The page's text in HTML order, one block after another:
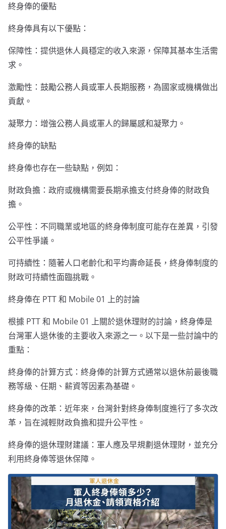
終身俸的優點
終身俸具有以下優點：
保障性：提供退休人員穩定的收入來源，保障其基本生活需
求。
激勵性：鼓勵公務人員或軍人長期服務，為國家或機構做出
貢獻。
凝聚力：增強公務人員或軍人的歸屬感和凝聚力。
終身俸的缺點
終身俸也存在一些缺點，例如：
財政負擔：政府或機構需要長期承擔支付終身俸的財政負
擔。
公平性：不同職業或地區的終身俸制度可能存在差異，引發
公平性爭議。
可持續性：隨著人口老齡化和平均壽命延長，終身俸制度的
財政可持續性面臨挑戰。
終身俸在 PTT 和 Mobile 01 上的討論
根據 PTT 和 Mobile 01 上關於退休理財的討論，終身俸是
台灣軍人退休後的主要收入來源之一。以下是一些討論中的
重點：
終身俸的計算方式：終身俸的計算方式通常以退休前最後職
務等級、任期、薪資等因素為基礎。
終身俸的改革：近年來，台灣針對終身俸制度進行了多次改
革，旨在減輕財政負擔和提升公平性。
終身俸的退休理財建議：軍人應及早規劃退休理財，並充分
利用終身俸等退休保障。